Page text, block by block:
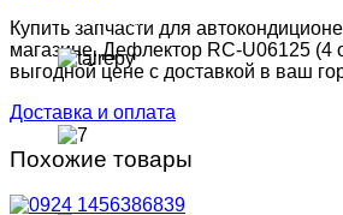
Ремни стяжные
Купить запчасти для
магазине. Дефлектор RC-U06125 (4
выгодной цене с доставкой в ваш
Доставка и оплата
Похожие товары